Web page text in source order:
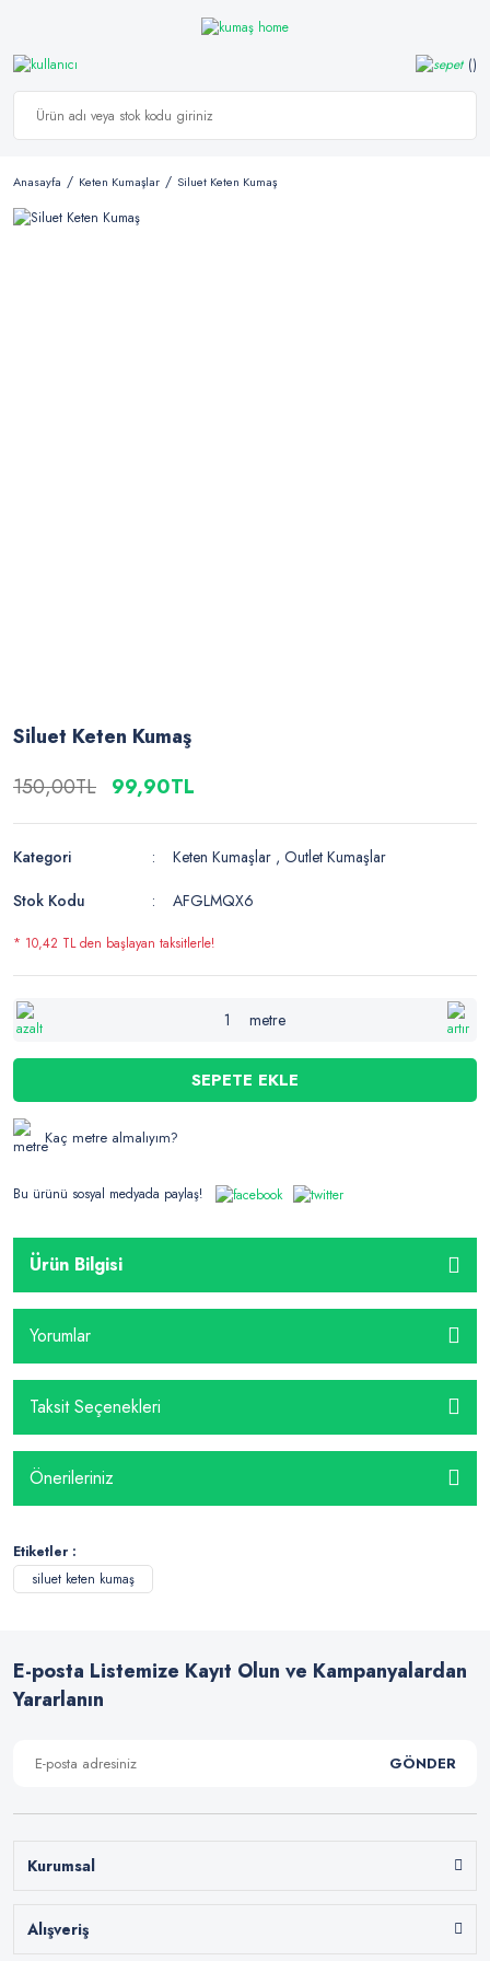
Anasayfa Keten Kumaşlar Siluet Keten Kumaş
Siluet Keten Kumaş
150,00TL 99,90TL
Kategori Keten Kumaşlar ,Outlet Kumaşlar
Stok Kodu
AFGLMQX6
* 10,42 TL den başlayan taksitlerle!
metre
SEPETE EKLE
Kaç metre almalıyım?
Bu ürünü sosyal medyada paylaş!
Ürün Bilgisi
Yorumlar
Taksit Seçenekleri
Önerileriniz
Etiketler :
siluet keten kumaş
E-posta Listemize Kayıt Olun ve Kampanyalardan
Yararlanın
GÖNDER
Kurumsal
Alışveriş